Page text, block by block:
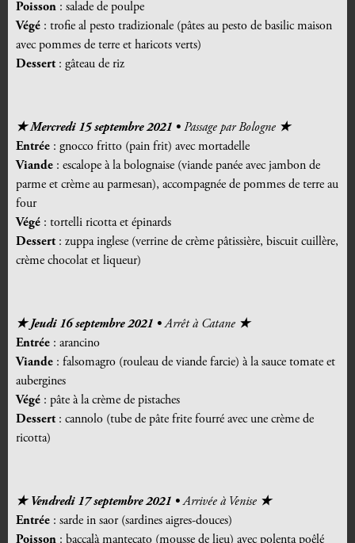
Poisson : salade de poulpe
Végé : trofie al pesto tradizionale (pâtes au pesto de basilic maison
avec pommes de terre et haricots verts)
Dessert : gâteau de riz
★ Mercredi 15 septembre 2021 • Passage par Bologne ★
Entrée : gnocco fritto (pain frit) avec mortadelle
Viande : escalope à la bolognaise (viande panée avec jambon de
parme et crème au parmesan), accompagnée de pommes de terre au
four
Végé : tortelli ricotta et épinards
Dessert : zuppa inglese (verrine de crème pâtissière, biscuit cuillère,
crème chocolat et liqueur)
★ Jeudi 16 septembre 2021 •Arrêt à Catane ★
Entrée : arancino
Viande : falsomagro (rouleau de viande farcie) à la sauce tomate et
aubergines
Végé : pâte à la crème de pistaches
Dessert : cannolo (tube de pâte frite fourré avec une crème de
ricotta)
★ Vendredi 17 septembre 2021 •Arrivée à Venise ★
Entrée : sarde in saor (sardines aigres-douces)
Poisson : baccalà mantecato (mousse de lieu) avec polenta poêlé